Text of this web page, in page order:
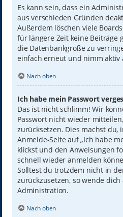
Es kann sein, dass ein
aus verschieden Gründen
Außerdem löschen viele
für längere Zeit keine Beiträge
die Datenbankgröße zu
einfach erneut und nimm aktiv
Nach oben
Ich habe mein Passwort
Das ist nicht schlimm! Wir
Passwort nicht wieder
zurücksetzen. Dies machst du,
Anmelde-Seite auf „Ich habe
klickst und den Anweisungen
schnell wieder anmelden
Solltest du trotzdem nicht in
zurückzusetzen, so wende
Administration.
Nach oben